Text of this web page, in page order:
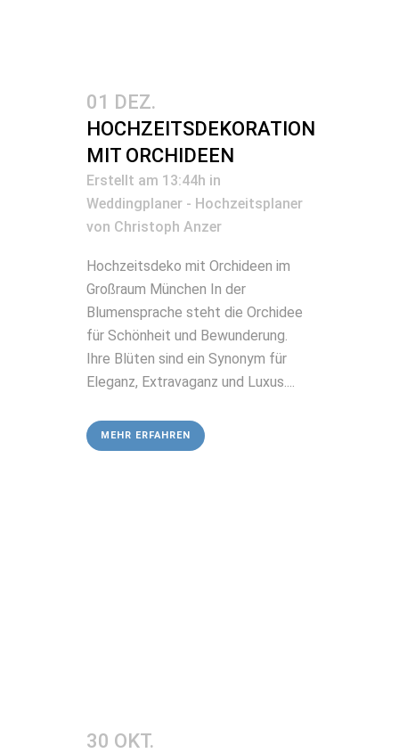
01 DEZ.
HOCHZEITSDEKORATION
MIT ORCHIDEEN
Erstellt am 13:44h in
Weddingplaner - Hochzeitsplaner
von Christoph Anzer
Hochzeitsdeko mit Orchideen im
Großraum München In der
Blumensprache steht die Orchidee
für Schönheit und Bewunderung.
Ihre Blüten sind ein Synonym für
Eleganz, Extravaganz und Luxus....
MEHR ERFAHREN
30 OKT.